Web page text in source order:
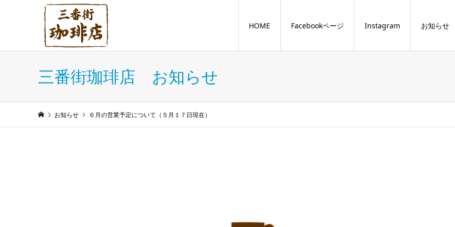
HOME Facebookページ Instagram お知らせ
三番街珈琲店 お知らせ
お知らせ ６月の営業予定について（５月１７日現在）